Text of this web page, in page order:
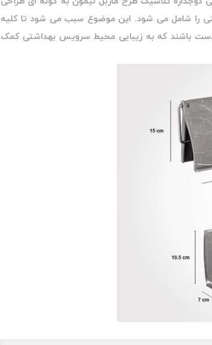
را شامل می شود. این موضوع سبب می شود تا کلیه
باشند که به زیبایی محیط سرویس بهداشتی کمک